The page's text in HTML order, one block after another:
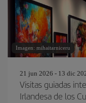
Imagen: mihaitarniceru
21 jun 2026 - 13 dic
Visitas guiadas
Irlandesa de los